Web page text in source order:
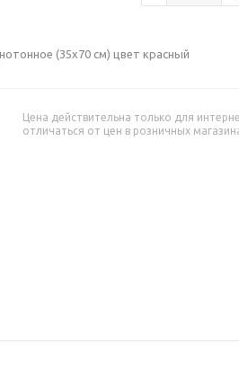
(35х70 см) цвет красный
Цена действительна только для
отличаться от цен в розничных